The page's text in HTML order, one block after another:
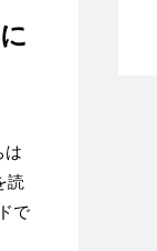
は
読
で